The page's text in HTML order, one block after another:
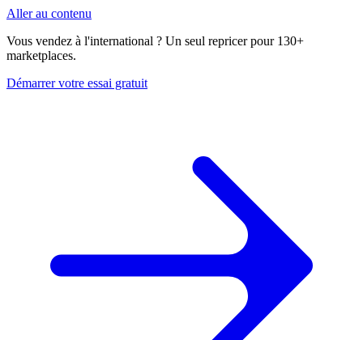
Aller au contenu
Vous vendez à l'international ? Un seul repricer pour 130+
marketplaces.
Démarrer votre essai gratuit